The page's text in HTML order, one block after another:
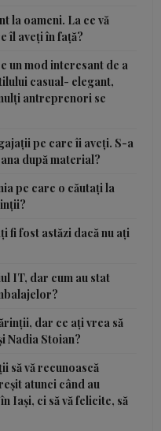
la oameni. La ce vă
îl aveți în față?
un mod interesant de a
casual- elegant,
antreprenori se
pe care îi aveți. S-a
după material?
pe care o căutați la
fi fost astăzi dacă nu ați
IT, dar cum au stat
dar ce ați vrea să
Nadia Stoian?
să vă recunoască
atunci când au
Iași, ci să vă felicite, să